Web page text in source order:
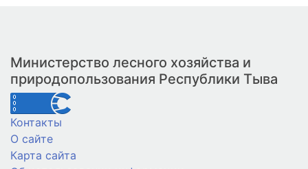
Министерство лесного хозяйства и
природопользования Республики Тыва
Контакты
О сайте
Карта сайта